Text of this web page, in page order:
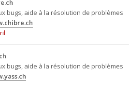
bugs, aide à la résolution de problèmes
bugs, aide à la résolution de problèmes